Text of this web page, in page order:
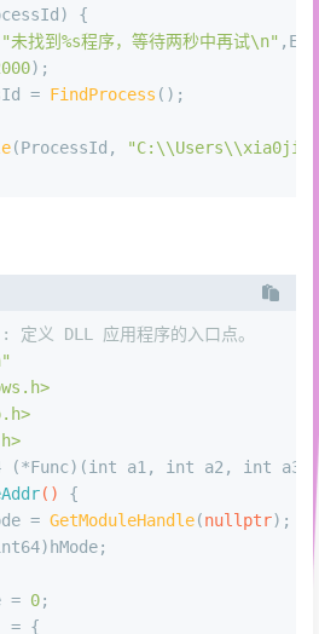
{
"未找到%s程序，等待两秒中再试\n"
);
=
FindProcess ();
(ProcessId,
义 DLL 应用程序的入口点。
(*Func)(int a1, int a2, int a3,
()
{
=
GetModuleHandle(nullptr);
= 0;
= {